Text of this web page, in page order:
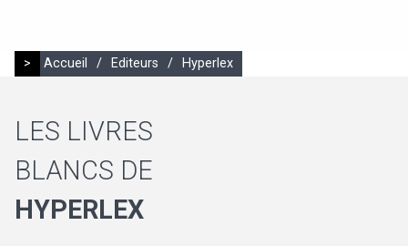
> Accueil / Editeurs / Hyperlex
LES LIVRES
BLANCS DE
HYPERLEX